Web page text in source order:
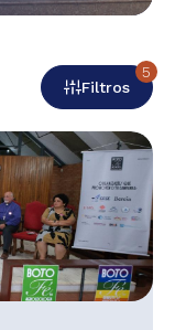
Filtros
5